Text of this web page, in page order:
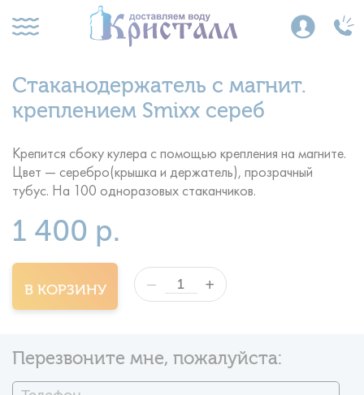
Стаканодержатель с магнит.
креплением Smixx сереб
Крепится сбоку кулера с помощью крепления на магните.
Цвет — серебро(крышка и держатель), прозрачный
тубус. На 100 одноразовых стаканчиков.
1 400 р.
В КОРЗИНУ — +
Перезвоните мне, пожалуйста: